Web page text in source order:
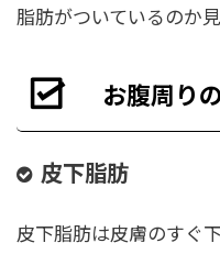
脂肪がついているのか
お腹周り
皮下脂肪
皮下脂肪は皮膚のすぐ